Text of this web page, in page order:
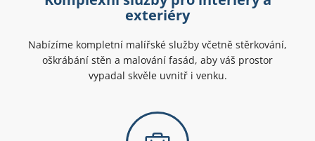
exteriéry
Nabízíme kompletní malířské služby včetně stěrkování,
oškrábání stěn a malování fasád, aby váš prostor
vypadal skvěle uvnitř i venku.